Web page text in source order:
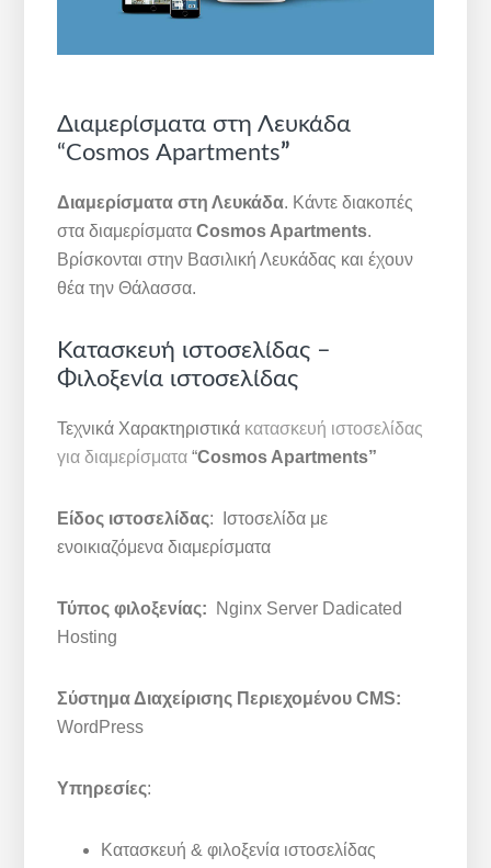
Διαμερίσματα στη Λευκάδα
“Cosmos Apartments”
Διαμερίσματα στη Λευκάδα. Κάντε διακοπές
στα διαμερίσματαCosmos Apartments.
Βρίσκονται στην Βασιλική Λευκάδας και έχουν
θέα την Θάλασσα.
Κατασκευή ιστοσελίδας –
Φιλοξενία ιστοσελίδας
Τεχνικά Χαρακτηριστικά κατασκευή ιστοσελίδας
για διαμερίσματα “Cosmos Apartments”
Είδος ιστοσελίδας: Ιστοσελίδα με
ενοικιαζόμενα διαμερίσματα
Τύπος φιλοξενίας: Nginx Server Dadicated
Hosting
Σύστημα Διαχείρισης Περιεχομένου CMS:
WordPress
Υπηρεσίες:
Κατασκευή & φιλοξενία ιστοσελίδας